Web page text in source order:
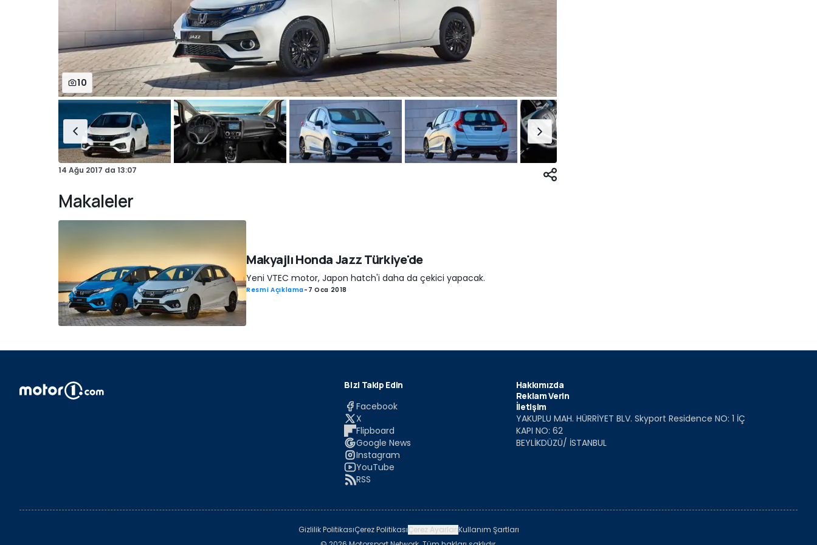
10
14 Ağu 2017 da 13:07
Makaleler
Makyajlı Honda Jazz Türkiye'de
Yeni VTEC motor, Japon hatch'i daha da çekici yapacak.
Resmi Açıklama- 7 Oca 2018
Bizi Takip Edin
Facebook
X
Flipboard
Google News
Instagram
YouTube
RSS
Hakkımızda
Reklam Verin
İletişim
YAKUPLU MAH. HÜRRİYET BLV. Skyport Residence NO: 1 İÇ
KAPI NO: 62
BEYLİKDÜZÜ/ İSTANBUL
Gizlilik PolitikasıÇerez PolitikasıÇerez AyarlarıKullanım Şartları